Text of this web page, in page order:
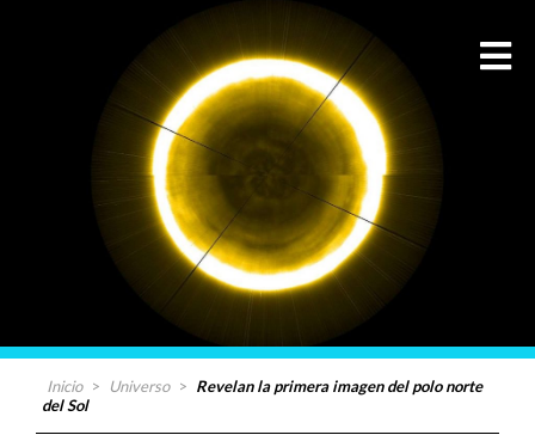
Inicio > Universo > Revelan la primera imagen del polo norte
del Sol